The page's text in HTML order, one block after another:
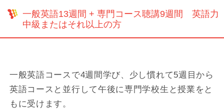
一般英語13週間 + 専門コース聴講9週間 英語力
中級またはそれ以上の方
一般英語コースで4週間学び、少し慣れて5週目から
英語コースと並行して午後に専門学校生と授業をと
もに受けます。